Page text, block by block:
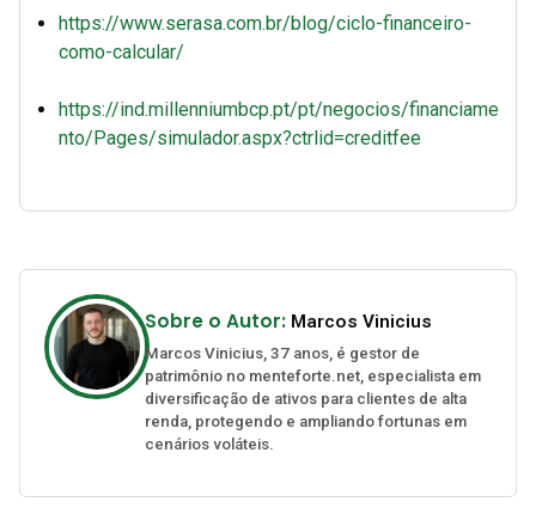
https://www.serasa.com.br/blog/ciclo-financeiro-
como-calcular/
https://ind.millenniumbcp.pt/pt/negocios/financiame
nto/Pages/simulador.aspx?ctrlid=creditfee
Sobre o Autor: Marcos Vinicius
Marcos Vinicius, 37 anos, é gestor de
patrimônio no menteforte.net, especialista em
diversificação de ativos para clientes de alta
renda, protegendo e ampliando fortunas em
cenários voláteis.